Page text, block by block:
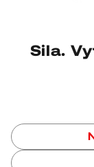
Sila.